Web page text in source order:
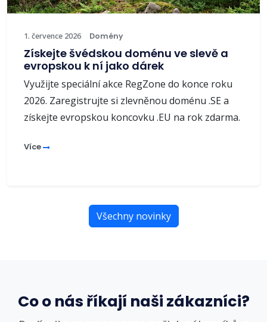
1. července 2026 Domény
Získejte švédskou doménu ve slevě a
evropskou k ní jako dárek
Využijte speciální akce RegZone do konce roku
2026. Zaregistrujte si zlevněnou doménu .SE a
získejte evropskou koncovku .EU na rok zdarma.
Více
Všechny novinky
Co o nás říkají naši zákazníci?